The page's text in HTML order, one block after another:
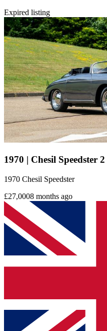
Expired listing
1970 | Chesil Speedster 2
1970 Chesil Speedster
£27,0008 months ago